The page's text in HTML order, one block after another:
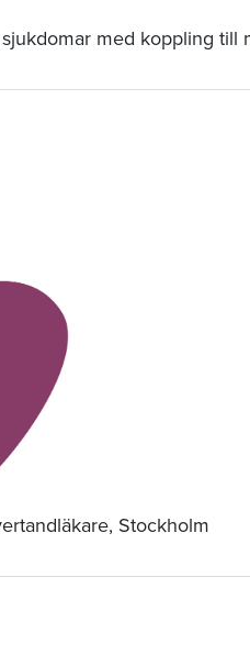
med koppling till
Stockholm